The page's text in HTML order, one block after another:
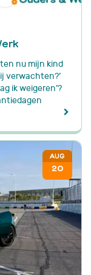
nu mijn kind
verwachten?’
ik weigeren’?
AUG
20